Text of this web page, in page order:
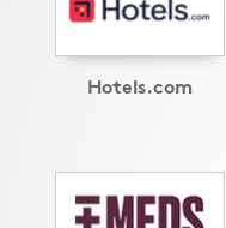
Hotels.com